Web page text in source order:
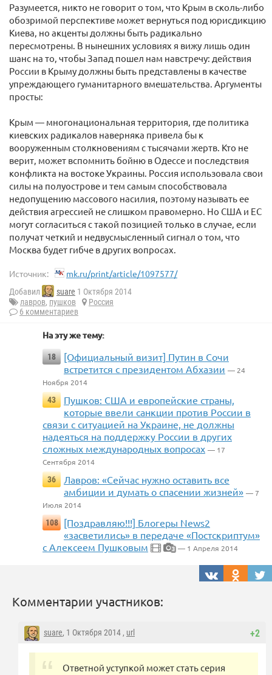
Разумеется, никто не говорит о том, что Крым в сколь-либо
обозримой перспективе может вернуться под юрисдикцию
Киева, но акценты должны быть радикально
пересмотрены. В нынешних условиях я вижу лишь один
шанс на то, чтобы Запад пошел нам навстречу: действия
России в Крыму должны быть представлены в качестве
упреждающего гуманитарного вмешательства. Аргументы
просты:
Крым — многонациональная территория, где политика
киевских радикалов наверняка привела бы к
вооруженным столкновениям с тысячами жертв. Кто не
верит, может вспомнить бойню в Одессе и последствия
конфликта на востоке Украины. Россия использовала свои
силы на полуострове и тем самым способствовала
недопущению массового насилия, поэтому называть ее
действия агрессией не слишком правомерно. Но США и ЕС
могут согласиться с такой позицией только в случае, если
получат четкий и недвусмысленный сигнал о том, что
Москва будет гибче в других вопросах.
Источник: mk.ru/print/article/1097577/
Добавил suare 1 Октября 2014
лавров, пушков
Россия
6 комментариев
На эту же тему:
18
[Официальный визит] Путин в Сочи
встретится с президентом Абхазии — 24
Ноября 2014
43
Пушков: США и европейские страны,
которые ввели санкции против России в
связи с ситуацией на Украине, не должны
надеяться на поддержку России в других
сложных международных вопросах — 17
Сентября 2014
36
Лавров: «Сейчас нужно оставить все
амбиции и думать о спасении жизней» — 7
Июля 2014
108
[Поздравляю!!!] Блогеры News2
«засветились» в передаче «Постскриптум»
с Алексеем Пушковым
3 — 1 Апреля 2014
Комментарии участников:
+2
suare, 1 Октября 2014 , url
Ответной уступкой может стать серия